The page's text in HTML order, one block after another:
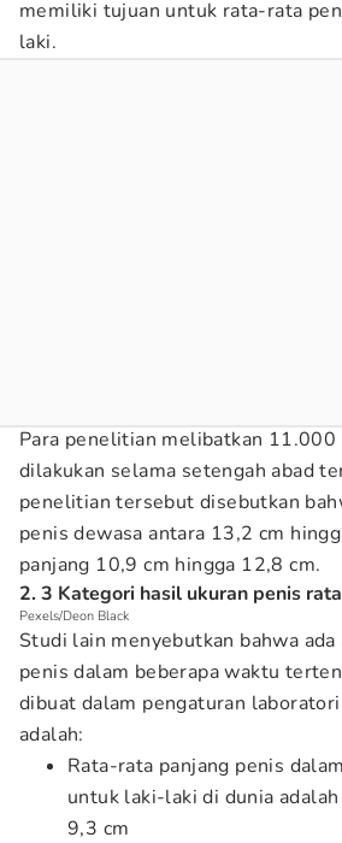
memiliki tujuan untuk rata-rata
laki.
Para penelitian melibatkan
dilakukan selama setengah abad
penelitian tersebut disebutkan
penis dewasa antara 13,2 cm
panjang 10,9 cm hingga 12,8 cm.
2. 3 Kategori hasil ukuran penis
Pexels/Deon Black
Studi lain menyebutkan bahwa
penis dalam beberapa waktu
dibuat dalam pengaturan
adalah:
Rata-rata panjang penis
untuk laki-laki di dunia
9,3 cm